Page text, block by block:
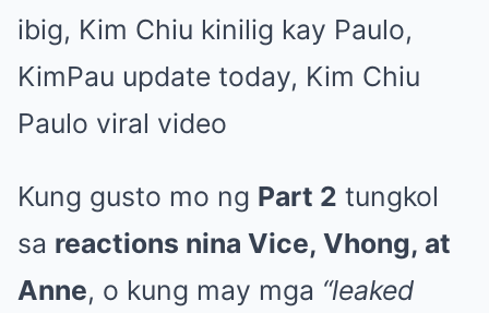
ibig, Kim Chiu kinilig kay Paulo,
KimPau update today, Kim Chiu
Paulo viral video
Kung gusto mo ng Part 2 tungkol
sa reactions nina Vice, Vhong, at
Anne, o kung may mga “leaked